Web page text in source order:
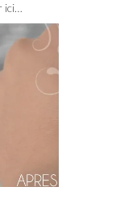
ici…